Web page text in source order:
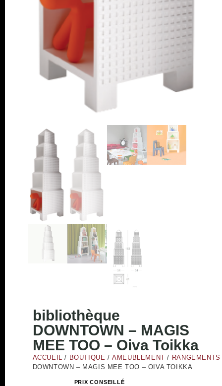
bibliothèque
DOWNTOWN – MAGIS
MEE TOO – Oiva Toikka
ACCUEIL / BOUTIQUE /AMEUBLEMENT / RANGEMENTS
DOWNTOWN – MAGIS MEE TOO – OIVA TOIKKA
PRIX CONSEILLÉ